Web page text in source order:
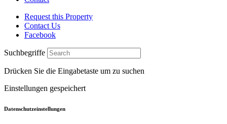
Request this Property
Contact Us
Facebook
Suchbegriffe
Drücken Sie die Eingabetaste um zu suchen
Einstellungen gespeichert
Datenschutzeinstellungen